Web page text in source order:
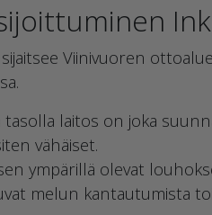
Viinivuoren
laitos on joka
vähäiset.
ympärillä olevat
melun kantautumista